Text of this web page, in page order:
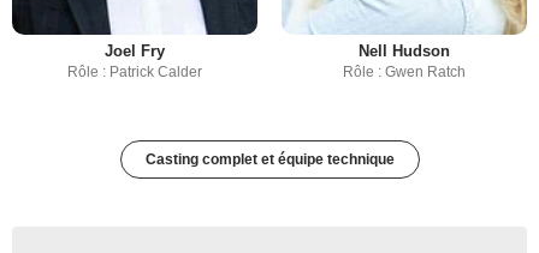
Joel Fry
Rôle : Patrick Calder
Nell Hudson
Rôle : Gwen Ratch
Casting complet et équipe technique